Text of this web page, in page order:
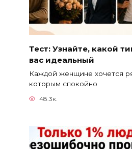
Тест: Узнайте, какой
вас идеальный
Каждой женщине хочется
которым спокойно
48.3к.